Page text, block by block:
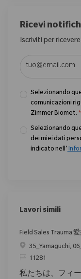
Ricevi
Iscriviti per
Selezionando
comunicazioni
Zimmer Biomet. *
Selezionando
dei miei dati
indicato nell’
Lavori simili
Field Sales Trauma
Posizione
35_Yamaguchi,
ID richiesto
11281
私たちは、フィ